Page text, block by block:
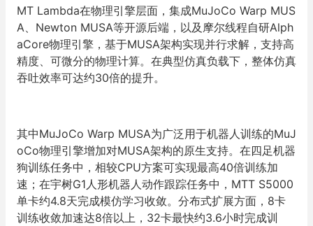
MT Lambda在物理引擎层面，集成MuJoCo Warp MUS
A、Newton MUSA等开源后端，以及摩尔线程自研Alph
aCore物理引擎，基于MUSA架构实现并行求解，支持高
精度、可微分的物理计算。在典型仿真负载下，整体仿真
吞吐效率可达约30倍的提升。
其中MuJoCo Warp MUSA为广泛用于机器人训练的MuJ
oCo物理引擎增加对MUSA架构的原生支持。在四足机器
狗训练任务中，相较CPU方案可实现最高40倍训练加
速；在宇树G1人形机器人动作跟踪任务中，MTT S5000
单卡约4.8天完成模仿学习收敛。分布式扩展方面，8卡
训练收敛加速达8倍以上，32卡最快约3.6小时完成训